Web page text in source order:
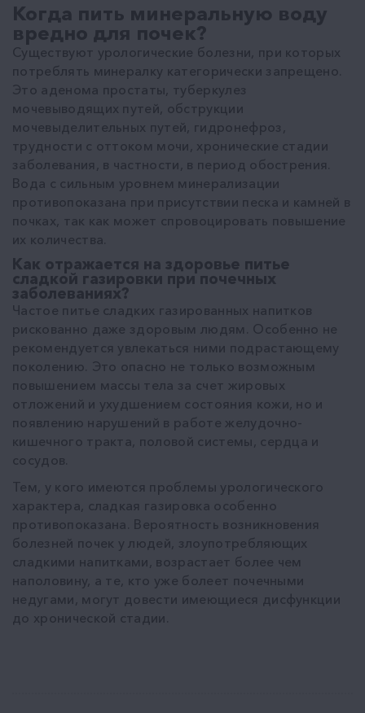
Когда пить минеральную воду
вредно для почек?
Существуют урологические болезни, при которых
потреблять минералку категорически запрещено.
Это аденома простаты, туберкулез
мочевыводящих путей, обструкции
мочевыделительных путей, гидронефроз,
трудности с оттоком мочи, хронические стадии
заболевания, в частности, в период обострения.
Вода с сильным уровнем минерализации
противопоказана при присутствии песка и камней в
почках, так как может спровоцировать повышение
их количества.
Как отражается на здоровье питье
сладкой газировки при почечных
заболеваниях?
Частое питье сладких газированных напитков
рискованно даже здоровым людям. Особенно не
рекомендуется увлекаться ними подрастающему
поколению. Это опасно не только возможным
повышением массы тела за счет жировых
отложений и ухудшением состояния кожи, но и
появлению нарушений в работе желудочно-
кишечного тракта, половой системы, сердца и
сосудов.
Тем, у кого имеются проблемы урологического
характера, сладкая газировка особенно
противопоказана. Вероятность возникновения
болезней почек у людей, злоупотребляющих
сладкими напитками, возрастает более чем
наполовину, а те, кто уже болеет почечными
недугами, могут довести имеющиеся дисфункции
до хронической стадии.